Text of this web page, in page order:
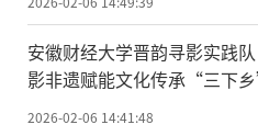
安徽财经大学晋韵寻影实践
影非遗赋能文化传承“三下
2026-02-06 14:41:48